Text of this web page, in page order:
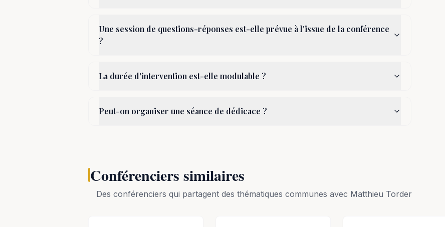
Une session de questions-réponses est-elle prévue à l'issue de la conférence
?
La durée d'intervention est-elle modulable ?
Peut-on organiser une séance de dédicace ?
Conférenciers similaires
Des conférenciers qui partagent des thématiques communes avec Matthieu Torder